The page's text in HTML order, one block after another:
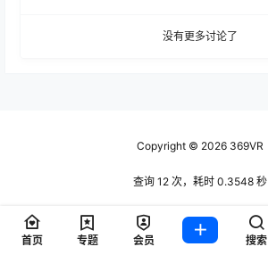
没有更多讨论了
Copyright © 2026 369VR
查询 12 次，耗时 0.3548 秒
首页 专题 会员 搜索